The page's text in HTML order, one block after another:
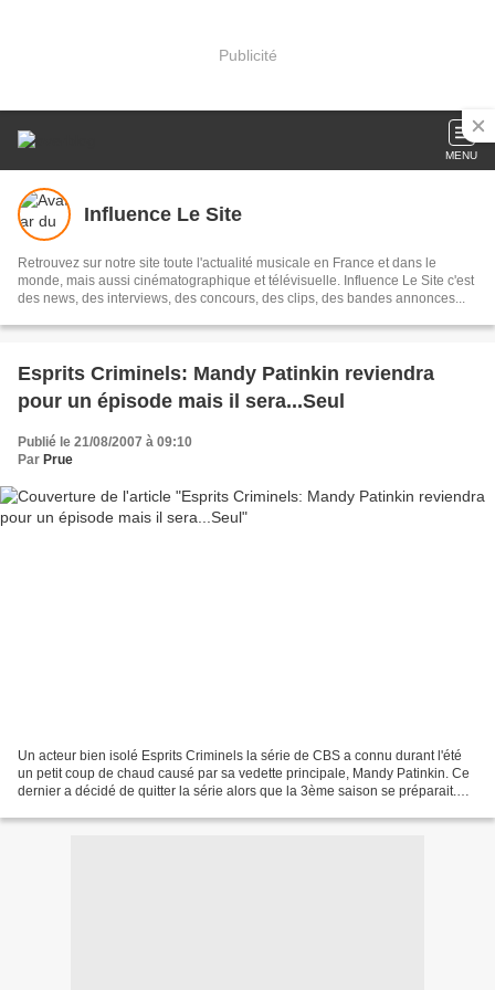
Publicité
MENU
Influence Le Site
Retrouvez sur notre site toute l'actualité musicale en France et dans le
monde, mais aussi cinématographique et télévisuelle. Influence Le Site c'est
des news, des interviews, des concours, des clips, des bandes annonces...
Esprits Criminels: Mandy Patinkin reviendra
pour un épisode mais il sera...Seul
Publié le 21/08/2007 à 09:10
Par Prue
Un acteur bien isolé Esprits Criminels la série de CBS a connu durant l'été
un petit coup de chaud causé par sa vedette principale, Mandy Patinkin. Ce
dernier a décidé de quitter la série alors que la 3ème saison se préparait.